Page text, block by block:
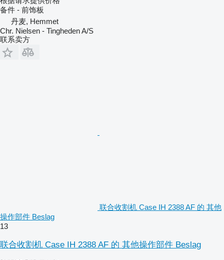
备件 - 前饰板
丹麦, Hemmet
Chr. Nielsen - Tingheden A/S
联系卖方
联合收割机 Case IH 2388 AF 的 其他
操作部件 Beslag
13
联合收割机 Case IH 2388 AF 的 其他操作部件 Beslag